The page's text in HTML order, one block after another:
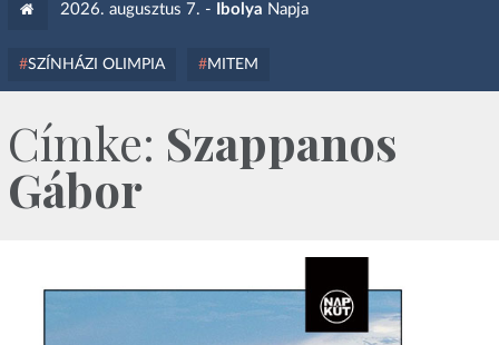
2026. augusztus 7. - Ibolya Napja
SZÍNHÁZI OLIMPIA MITEM
Címke: Szappanos
Gábor